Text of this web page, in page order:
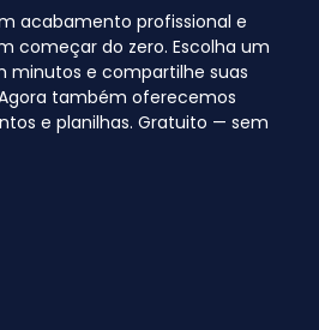
acabamento profissional e
começar do zero. Escolha um
minutos e compartilhe suas
também oferecemos
e planilhas. Gratuito — sem